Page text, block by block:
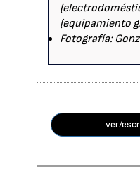
(equipamiento
Fotografía:
ver/